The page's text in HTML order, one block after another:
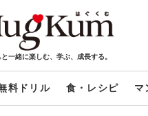
一緒に楽しむ、学ぶ、成長する。
料ドリル 食・レシピ マ